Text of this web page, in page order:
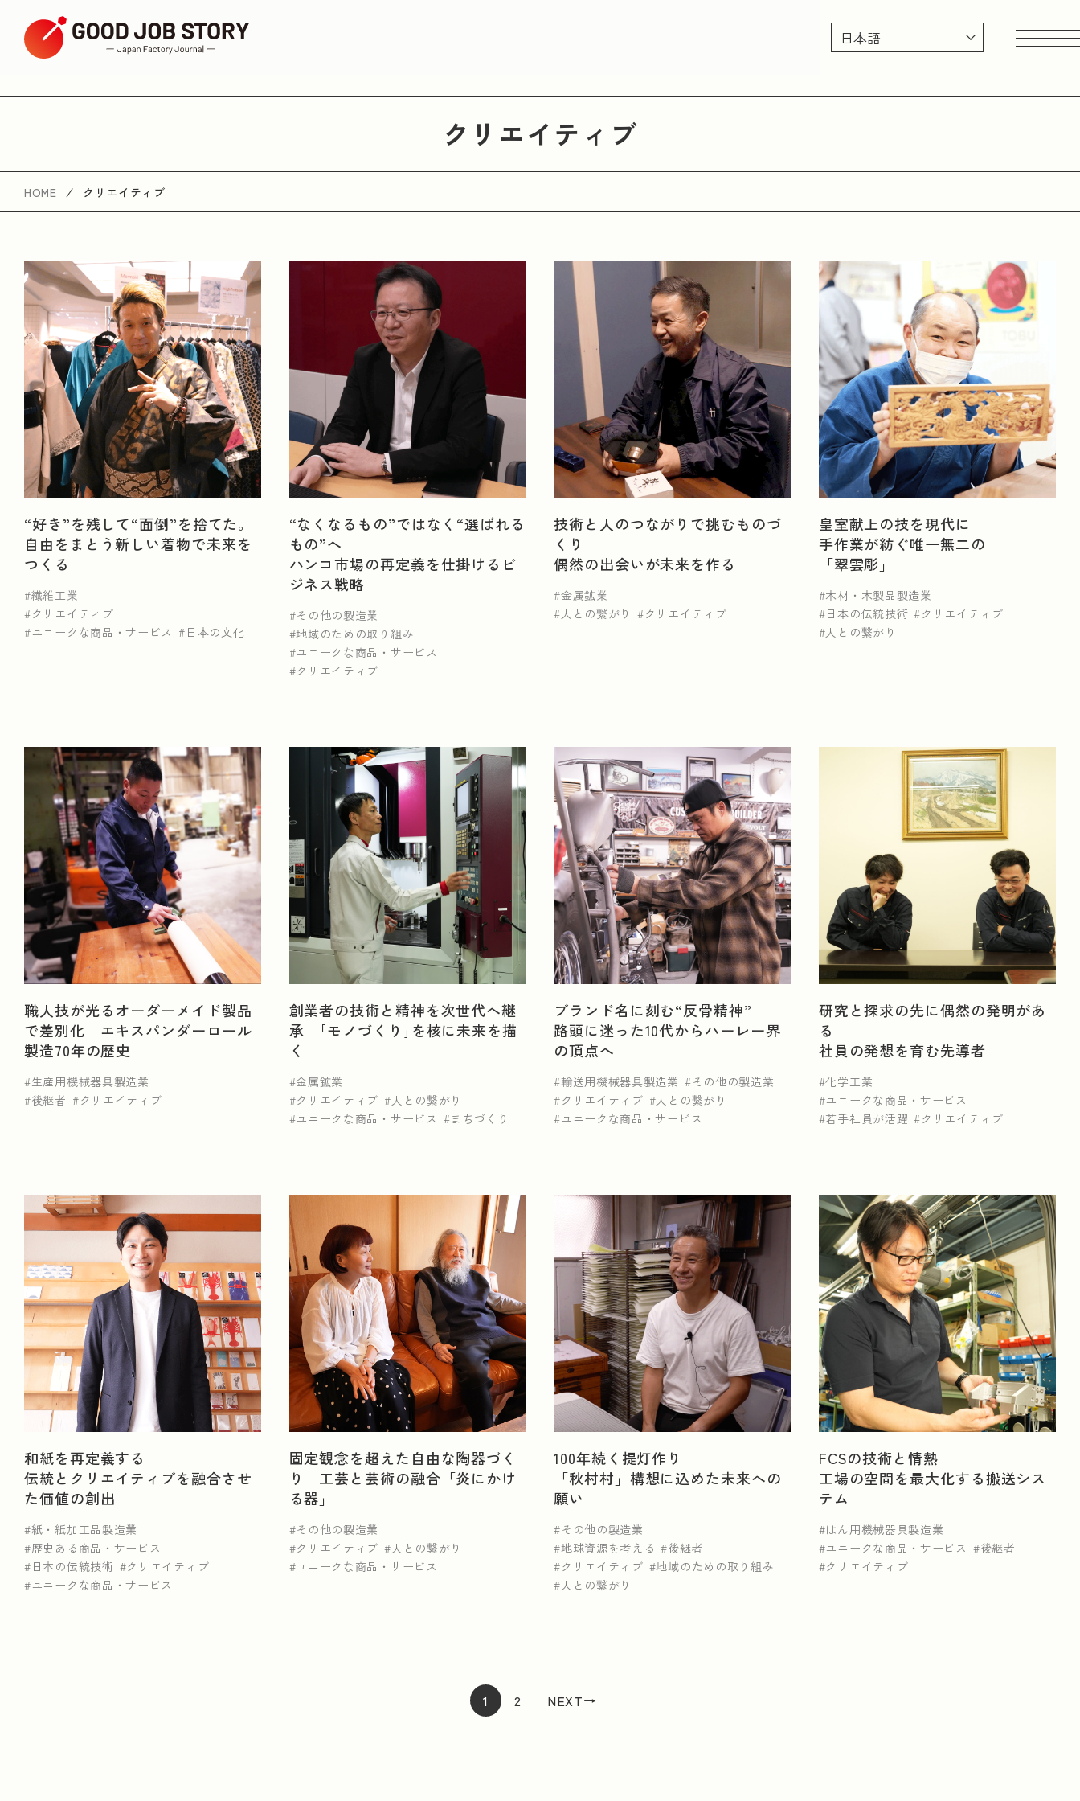
テーマから探す
健康 和菓子職人 地域のための取り組み 若手社員が活躍 人との繋がり クリエイティブ 地球資源を考える
多様性を考える
革職人
日本の伝統技術 環境問題
エリアから探す
山梨県 三重県 滋賀県 大阪府 広島県
業種から探す
金属鉱業
食料・飲料製造業 繊維工業 紙・紙加工品製造業 窯業・土石製品製造業
鉄鋼業
その他の製造業 未分類
クリエイティブ
HOME クリエイティブ
“好き”を残して“面倒”を捨てた。
自由をまとう新しい着物で未来を
つくる
繊維工業
クリエイティブ
ユニークな商品・サービス
日本の文化
“なくなるもの”ではなく“選ばれる
もの”へ
ハンコ市場の再定義を仕掛けるビ
ジネス戦略
その他の製造業
地域のための取り組み
ユニークな商品・サービス
クリエイティブ
技術と人のつながりで挑むものづ
くり
偶然の出会いが未来を作る
金属鉱業
人との繋がり
クリエイティブ
皇室献上の技を現代に
手作業が紡ぐ唯一無二の
「翠雲彫」
木材・木製品製造業
日本の伝統技術
クリエイティブ
人との繋がり
職人技が光るオーダーメイド製品
で差別化 エキスパンダーロール
製造70年の歴史
生産用機械器具製造業
後継者
クリエイティブ
創業者の技術と精神を次世代へ継
承 ｢モノづくり｣を核に未来を描
く
金属鉱業
クリエイティブ
人との繋がり
ユニークな商品・サービス
まちづくり
ブランド名に刻む“反骨精神”
路頭に迷った10代からハーレー界
の頂点へ
輸送用機械器具製造業
その他の製造業
クリエイティブ
人との繋がり
ユニークな商品・サービス
研究と探求の先に偶然の発明があ
る
社員の発想を育む先導者
化学工業
ユニークな商品・サービス
若手社員が活躍
クリエイティブ
和紙を再定義する
伝統とクリエイティブを融合させ
た価値の創出
紙・紙加工品製造業
歴史ある商品・サービス
日本の伝統技術
クリエイティブ
ユニークな商品・サービス
固定観念を超えた自由な陶器づく
り 工芸と芸術の融合「炎にかけ
る器」
その他の製造業
クリエイティブ
人との繋がり
ユニークな商品・サービス
100年続く提灯作り
「秋村村」構想に込めた未来への
願い
その他の製造業
地球資源を考える
後継者
クリエイティブ
地域のための取り組み
人との繋がり
FCSの技術と情熱
工場の空間を最大化する搬送シス
テム
はん用機械器具製造業
ユニークな商品・サービス
後継者
クリエイティブ
1 2 NEXT→